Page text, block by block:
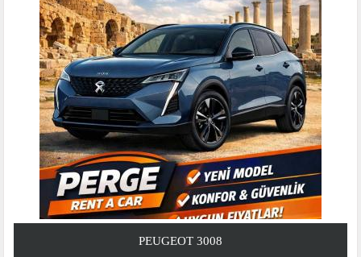
PEUGEOT 3008